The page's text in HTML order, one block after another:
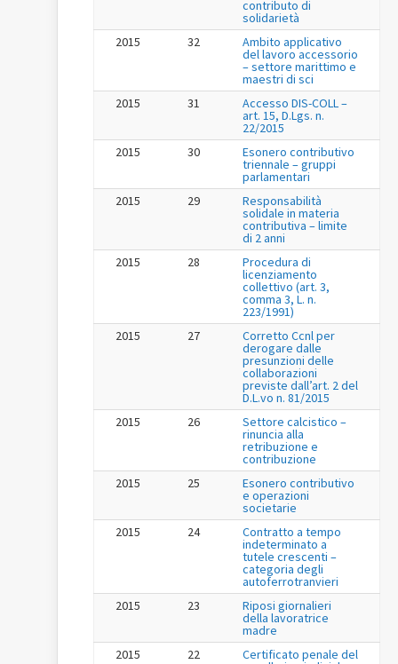
contributo di
solidarietà
2015
32 Ambito applicativo
del lavoro accessorio
– settore marittimo e
maestri di sci
2015
31 Accesso DIS-COLL –
art. 15, D.Lgs. n.
22/2015
2015
30 Esonero contributivo
triennale – gruppi
parlamentari
2015
29 Responsabilità
solidale in materia
contributiva – limite
di 2 anni
2015
28 Procedura di
licenziamento
collettivo (art. 3,
comma 3, L. n.
223/1991)
2015
27 Corretto Ccnl per
derogare dalle
presunzioni delle
collaborazioni
previste dall’art. 2 del
D.L.vo n. 81/2015
2015
26 Settore calcistico –
rinuncia alla
retribuzione e
contribuzione
2015
25 Esonero contributivo
e operazioni
societarie
2015
24 Contratto a tempo
indeterminato a
tutele crescenti –
categoria degli
autoferrotranvieri
2015
23 Riposi giornalieri
della lavoratrice
madre
2015
22 Certificato penale del